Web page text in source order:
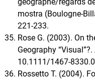
mostra (Boulogne-
221-233.
Rose G. (2003). On
Geography
10.1111/1467-
Rossetto T. (2004).